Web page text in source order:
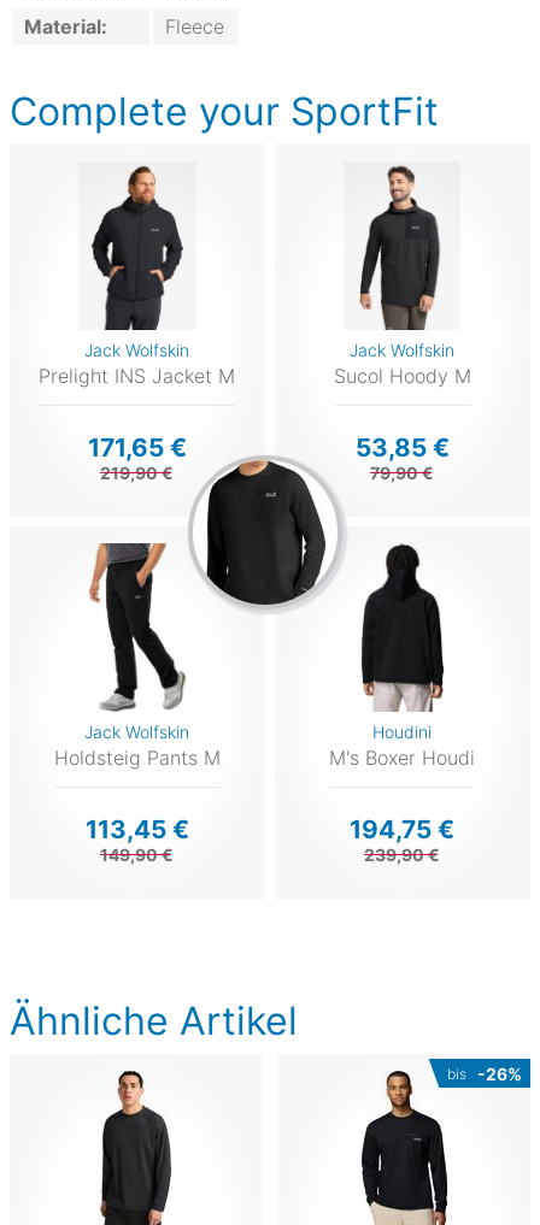
Material:
Fleece
Complete your SportFit
Jack Wolfskin
Prelight INS Jacket M
171,65 €
219,90 €
Jack Wolfskin
Sucol Hoody M
53,85 €
79,90 €
Jack Wolfskin
Holdsteig Pants M
113,45 €
149,90 €
Houdini
M's Boxer Houdi
194,75 €
239,90 €
Ähnliche Artikel
bis -26%